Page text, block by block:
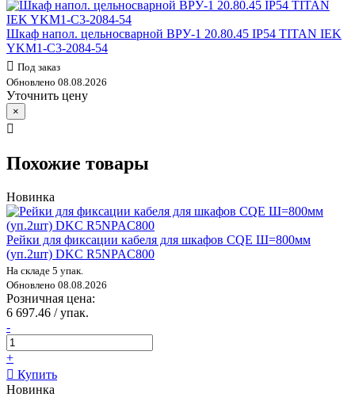
Шкаф напол. цельносварной ВРУ-1 20.80.45 IP54 TITAN IEK
YKM1-C3-2084-54
Под заказ
Обновлено 08.08.2026
Уточнить цену
×
Похожие товары
Новинка
Рейки для фиксации кабеля для шкафов CQE Ш=800мм
(уп.2шт) DKC R5NPAC800
На складе 5 упак.
Обновлено 08.08.2026
Розничная цена:
6 697.46 / упак.
-
+
Купить
Новинка